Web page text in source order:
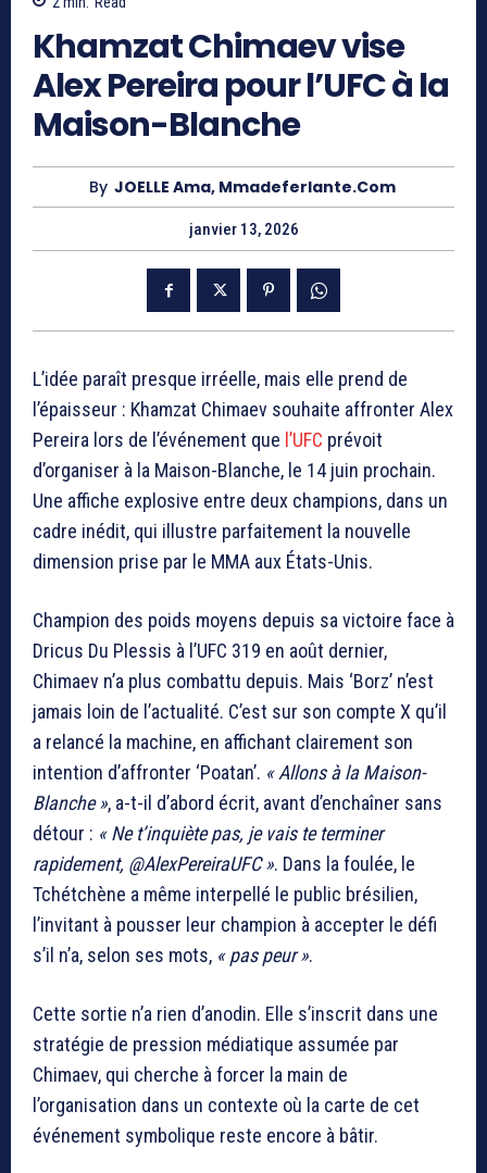
Khamzat Chimaev vise
Alex Pereira pour l’UFC à la
Maison-Blanche
By JOELLE Ama, Mmadeferlante.com
janvier 13, 2026
L’idée paraît presque irréelle, mais elle prend de
l’épaisseur : Khamzat Chimaev souhaite affronter Alex
Pereira lors de l’événement que l’UFC prévoit
d’organiser à la Maison-Blanche, le 14 juin prochain.
Une affiche explosive entre deux champions, dans un
cadre inédit, qui illustre parfaitement la nouvelle
dimension prise par le MMA aux États-Unis.
Champion des poids moyens depuis sa victoire face à
Dricus Du Plessis à l’UFC 319 en août dernier,
Chimaev n’a plus combattu depuis. Mais ‘Borz’ n’est
jamais loin de l’actualité. C’est sur son compte X qu’il
a relancé la machine, en affichant clairement son
intention d’affronter ‘Poatan’. « Allons à la Maison-
Blanche », a-t-il d’abord écrit, avant d’enchaîner sans
détour : « Ne t’inquiète pas, je vais te terminer
rapidement, @AlexPereiraUFC ». Dans la foulée, le
Tchétchène a même interpellé le public brésilien,
l’invitant à pousser leur champion à accepter le défi
s’il n’a, selon ses mots, « pas peur ».
Cette sortie n’a rien d’anodin. Elle s’inscrit dans une
stratégie de pression médiatique assumée par
Chimaev, qui cherche à forcer la main de
l’organisation dans un contexte où la carte de cet
événement symbolique reste encore à bâtir.